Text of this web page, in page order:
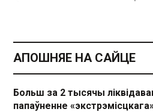
АПОШНЯЕ НА САЙЦЕ
Больш за 2 тысячы
папаўненне «экстрэмісцкага»